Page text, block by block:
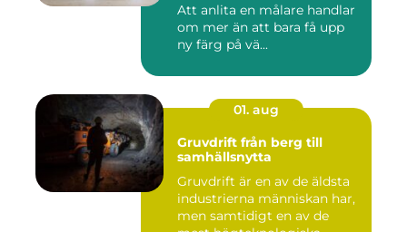
Att anlita en målare handlar
om mer än att bara få upp
ny färg på vä...
01. aug
Gruvdrift från berg till
samhällsnytta
Gruvdrift är en av de äldsta
industrierna människan har,
men samtidigt en av de